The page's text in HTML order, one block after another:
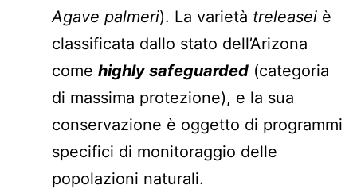
Agave palmeri). La varietà treleasei è
classificata dallo stato dell’Arizona
come highly safeguarded (categoria
di massima protezione), e la sua
conservazione è oggetto di programmi
specifici di monitoraggio delle
popolazioni naturali.